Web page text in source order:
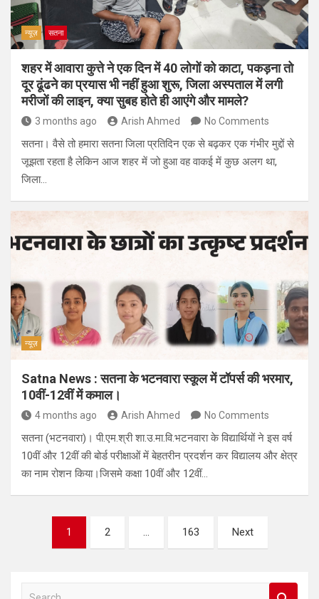
न्यूज़ सतना
शहर में आवारा कुत्ते ने एक दिन में 40 लोगों को काटा, पकड़ना तो
दूर ढूंढने का प्रयास भी नहीं हुआ शुरू, जिला अस्पताल में लगी
मरीजों की लाइन, क्या सुबह होते ही आएंगे और मामले?
3 months ago Arish Ahmed No Comments
सतना। वैसे तो हमारा सतना जिला प्रतिदिन एक से बढ़कर एक गंभीर मुद्दों से
जूझता रहता है लेकिन आज शहर में जो हुआ वह वाकई में कुछ अलग था,
जिला…
न्यूज़
Satna News : सतना के भटनवारा स्कूल में टॉपर्स की भरमार,
10वीं-12वीं में कमाल।
4 months ago Arish Ahmed No Comments
सतना (भटनवारा)। पी.एम.श्री शा.उ.मा.वि.भटनवारा के विद्यार्थियों ने इस वर्ष
10वीं और 12वीं की बोर्ड परीक्षाओं में बेहतरीन प्रदर्शन कर विद्यालय और क्षेत्र
का नाम रोशन किया।जिसमे कक्षा 10वीं और 12वीं…
pagination
1 2 … 163 Next